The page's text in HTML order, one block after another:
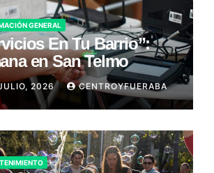
GENERAL
En Tu Barrio”:
en San Telmo
2026 CENTROYFUERABA